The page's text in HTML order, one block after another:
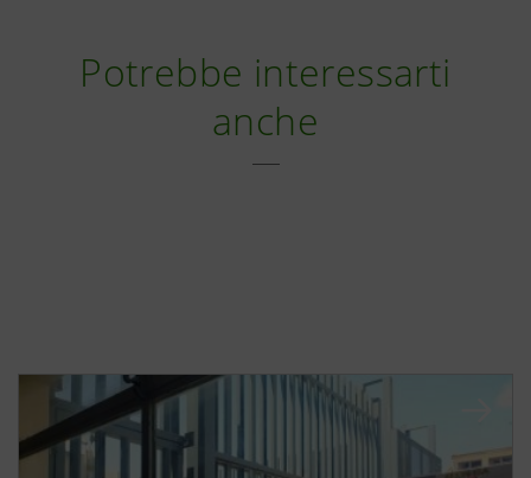
Potrebbe interessarti
anche